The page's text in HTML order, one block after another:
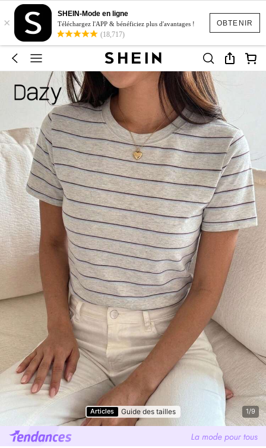
OBTENIR
×
SHEIN-Mode en ligne
Téléchargez l'APP & bénéficiez plus d'avantages !
(18,717)
Articles Guide des tailles 1/9